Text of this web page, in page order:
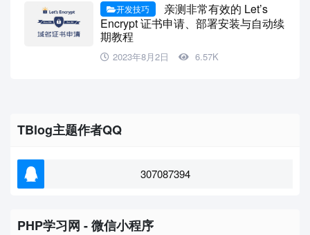
开发技巧
亲测非常有效的 Let’s
Encrypt 证书申请、部署安装与自动续
期教程
2023年8月2日 6.57K
TBlog主题作者QQ
307087394
PHP学习网 - 微信小程序